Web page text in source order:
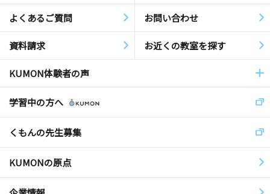
よくあるご質問 お問い合わせ
資料請求 お近くの教室を探す
KUMON体験者の声
学習中の方へ
くもんの先生募集
KUMONの原点